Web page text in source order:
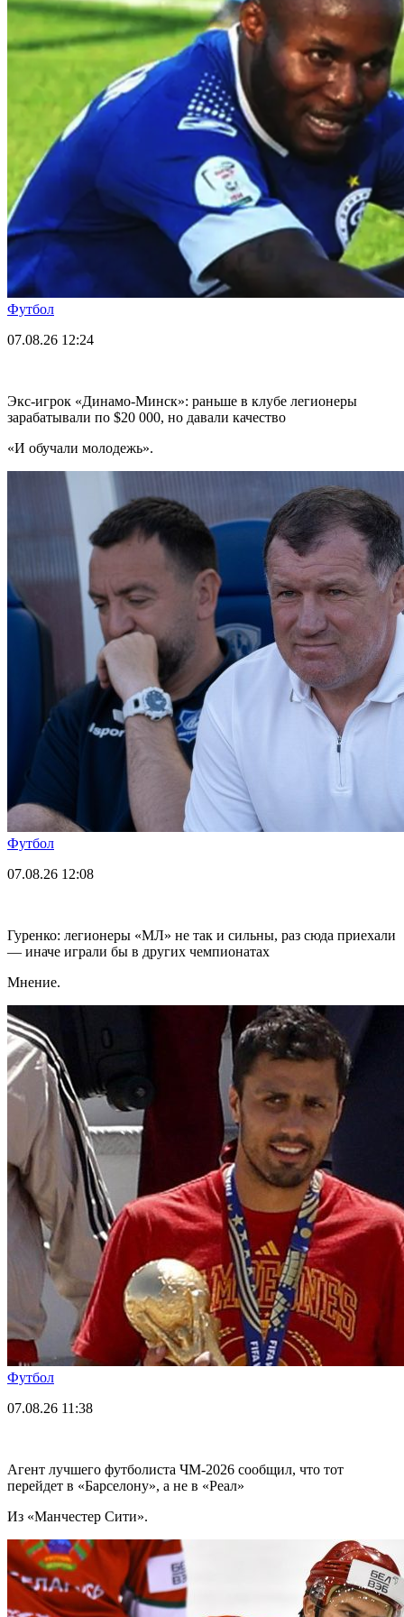
Футбол
07.08.26 12:24
Экс-игрок «Динамо-Минск»: раньше в клубе легионеры
зарабатывали по $20 000, но давали качество
«И обучали молодежь».
Футбол
07.08.26 12:08
Гуренко: легионеры «МЛ» не так и сильны, раз сюда приехали
— иначе играли бы в других чемпионатах
Мнение.
Футбол
07.08.26 11:38
Агент лучшего футболиста ЧМ-2026 cообщил, что тот
перейдет в «Барселону», а не в «Реал»
Из «Манчестер Сити».